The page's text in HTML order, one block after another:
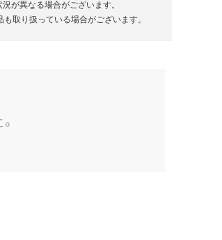
が異なる場合がございます。
取り扱っている場合がございます。